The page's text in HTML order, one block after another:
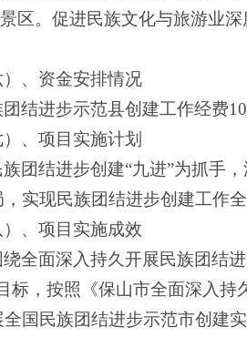
区。促进民族文化与旅游业
）、资金安排情况
团结进步示范县创建工作经费
）、项目实施计划
族团结进步创建“九进”为抓手
实现民族团结进步创建工作
）、项目实施成效
绕全面深入持久开展民族团结
标，按照《保山市全面深入
国民族团结进步示范市创建